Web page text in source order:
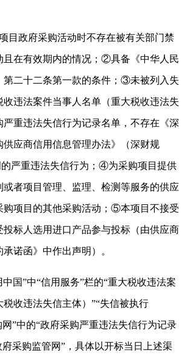
目政府采购活动时不存在被有关部门禁
且在有效期内的情况；②具备《中华人民
第二十二条第一款的条件；③未被列入失
违法案件当事人名单（重大税收违法失
重违法失信行为记录名单，不存在《深
供应商信用信息管理办法》（深财规
的严重违法失信行为；④为采购项目提供
者项目管理、监理、检测等服务的供应
购项目的其他采购活动；⑤本项目不接受
投标人选用进口产品参与投标（由供应商
诺函》中作出声明）。
国”中“信用服务”栏的“重大税收违法案
收违法失信主体）”“失信被执行
网”中的“政府采购严重违法失信行为记录
采购监管网”，具体以开标当日上述渠